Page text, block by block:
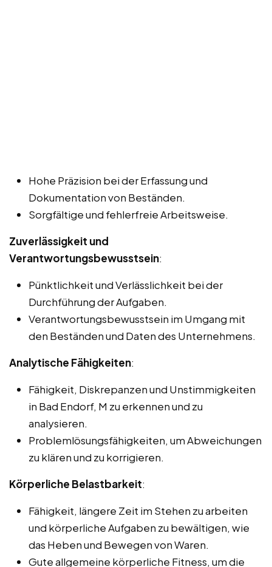
Hohe Präzision bei der Erfassung und
Dokumentation von Beständen.
Sorgfältige und fehlerfreie Arbeitsweise.
Zuverlässigkeit und
Verantwortungsbewusstsein:
Pünktlichkeit und Verlässlichkeit bei der
Durchführung der Aufgaben.
Verantwortungsbewusstsein im Umgang mit
den Beständen und Daten des Unternehmens.
Analytische Fähigkeiten:
Fähigkeit, Diskrepanzen und Unstimmigkeiten
in Bad Endorf, M zu erkennen und zu
analysieren.
Problemlösungsfähigkeiten, um Abweichungen
zu klären und zu korrigieren.
Körperliche Belastbarkeit:
Fähigkeit, längere Zeit im Stehen zu arbeiten
und körperliche Aufgaben zu bewältigen, wie
das Heben und Bewegen von Waren.
Gute allgemeine körperliche Fitness, um die